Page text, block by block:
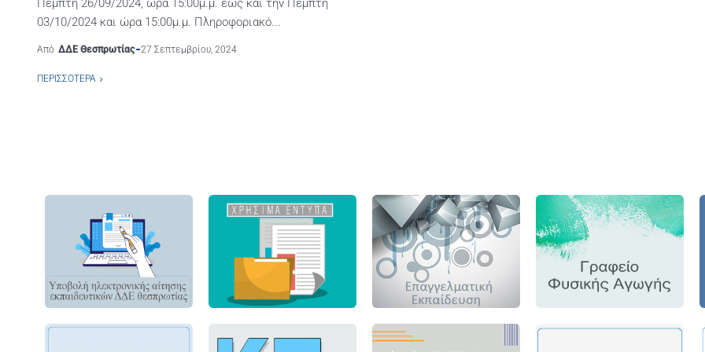
Πέμπτη 26/09/2024, ώρα 15:00μ.μ. έως και την Πέμπτη
03/10/2024 και ώρα 15:00μ.μ. Πληροφοριακό...
Από ΔΔΕ Θεσπρωτίας 27 Σεπτεμβρίου, 2024
ΠΕΡΙΣΣΌΤΕΡΑ